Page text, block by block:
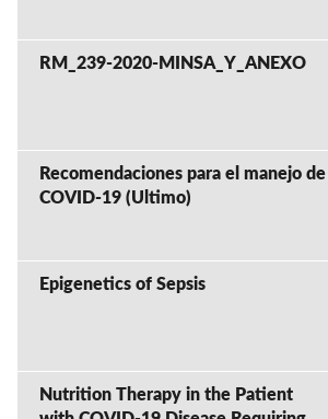
RM_239-2020-MINSA_Y_ANEXO
Recomendaciones para el manejo de
COVID-19 (Ultimo)
Epigenetics of Sepsis
Nutrition Therapy in the Patient